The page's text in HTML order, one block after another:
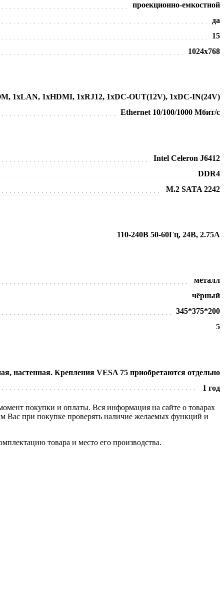
проекционно-емкостной
да
15
1024х768
1xLAN, 1xHDMI, 1xRJ12, 1xDC-OUT(12V), 1xDC-IN(24V)
Ethernet 10/100/1000 Мбит/с
Intel Celeron J6412
DDR4
M.2 SATA 2242
110-240В 50-60Гц, 24В, 2.75А
металл
чёрный
345*375*200
5
настенная. Крепления VESA 75 приобретаются отдельно
1 год
покупки и оплаты. Вся информация на сайте о товарах
Вас при покупке проверять наличие желаемых функций и
товара и место его производства.